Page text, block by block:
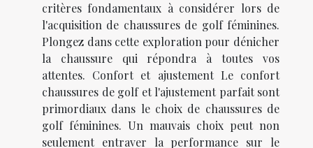
critères fondamentaux à considérer lors de
l'acquisition de chaussures de golf féminines.
Plongez dans cette exploration pour dénicher
la chaussure qui répondra à toutes vos
attentes. Confort et ajustement Le confort
chaussures de golf et l'ajustement parfait sont
primordiaux dans le choix de chaussures de
golf féminines. Un mauvais choix peut non
seulement entraver la performance sur le